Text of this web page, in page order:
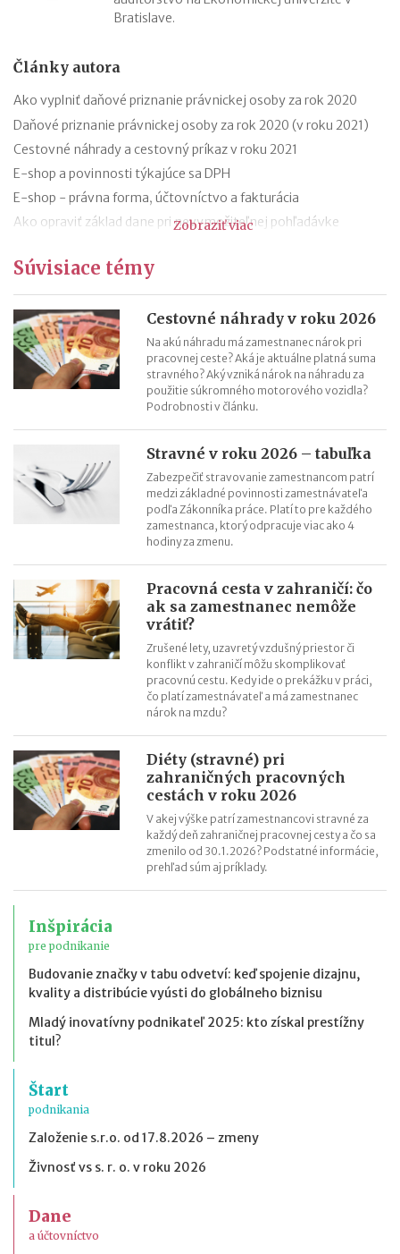
Bratislave.
Články autora
Ako vyplniť daňové priznanie právnickej osoby za rok 2020
Daňové priznanie právnickej osoby za rok 2020 (v roku 2021)
Cestovné náhrady a cestovný príkaz v roku 2021
E-shop a povinnosti týkajúce sa DPH
E-shop - právna forma, účtovníctvo a fakturácia
Ako opraviť základ dane pri nevymožiteľnej pohľadávke
2021
13. a 14. plat - zmeny od roku 2021
Hrubá a čistá minimálna mzda v roku 2021 (daň a odvody)
Aké je účtovné a zdaňovacie obdobie firmy v likvidácii?
Zobraziť viac
Súvisiace témy
Cestovné náhrady v roku 2026
Na akú náhradu má zamestnanec nárok pri
pracovnej ceste? Aká je aktuálne platná suma
stravného? Aký vzniká nárok na náhradu za
použitie súkromného motorového vozidla?
Podrobnosti v článku.
Stravné v roku 2026 – tabuľka
Zabezpečiť stravovanie zamestnancom patrí
medzi základné povinnosti zamestnávateľa
podľa Zákonníka práce. Platí to pre každého
zamestnanca, ktorý odpracuje viac ako 4
hodiny za zmenu.
Pracovná cesta v zahraničí: čo
ak sa zamestnanec nemôže
vrátiť?
Zrušené lety, uzavretý vzdušný priestor či
konflikt v zahraničí môžu skomplikovať
pracovnú cestu. Kedy ide o prekážku v práci,
čo platí zamestnávateľ a má zamestnanec
nárok na mzdu?
Diéty (stravné) pri
zahraničných pracovných
cestách v roku 2026
V akej výške patrí zamestnancovi stravné za
každý deň zahraničnej pracovnej cesty a čo sa
zmenilo od 30.1.2026? Podstatné informácie,
prehľad súm aj príklady.
Inšpirácia
pre podnikanie
Budovanie značky v tabu odvetví: keď spojenie dizajnu,
kvality a distribúcie vyústi do globálneho biznisu
Mladý inovatívny podnikateľ 2025: kto získal prestížny
titul?
Štart
podnikania
Založenie s.r.o. od 17.8.2026 – zmeny
Živnosť vs s. r. o. v roku 2026
Dane
a účtovníctvo